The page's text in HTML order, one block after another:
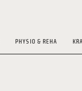
PHYSIO & REHA